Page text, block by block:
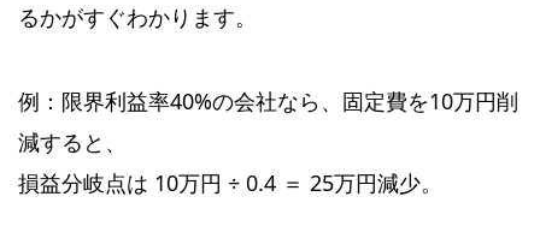
るかがすぐわかります。
例：限界利益率40%の会社なら、固定費を10万円削
減すると、
損益分岐点は 10万円 ÷ 0.4 ＝ 25万円減少。